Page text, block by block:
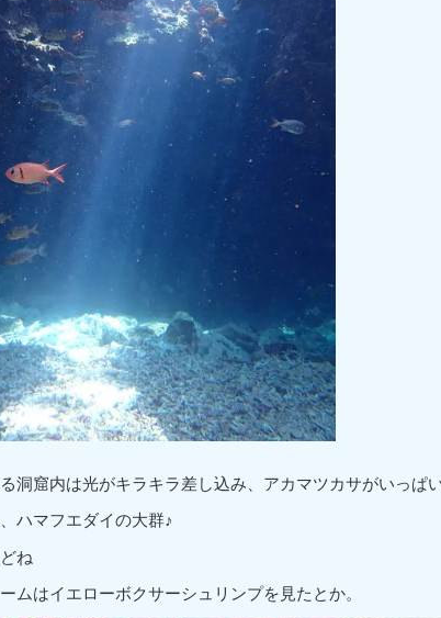
洞窟内は光がキラキラ差し込み、アカマツカサがいっぱ
ハマフエダイの大群♪
ね
ムはイエローボクサーシュリンプを見たとか。